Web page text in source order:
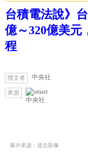
台積電法說》
億～320億美元
程
撰文者 中央社
來源
中央社
圖片來源：達志影像